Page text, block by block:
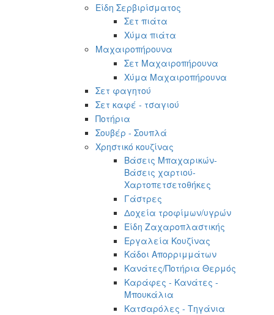
Είδη Σερβιρίσματος
Σετ πιάτα
Χύμα πιάτα
Μαχαιροπήρουνα
Σετ Μαχαιροπήρουνα
Χύμα Μαχαιροπήρουνα
Σετ φαγητού
Σετ καφέ - τσαγιού
Ποτήρια
Σουβέρ - Σουπλά
Χρηστικό κουζίνας
Βάσεις Μπαχαρικών-
Βάσεις χαρτιού-
Χαρτοπετσετοθήκες
Γάστρες
Δοχεία τροφίμων/υγρών
Είδη Ζαχαροπλαστικής
Εργαλεία Κουζίνας
Κάδοι Απορριμμάτων
Κανάτες/Ποτήρια Θερμός
Καράφες - Κανάτες -
Μπουκάλια
Κατσαρόλες - Τηγάνια